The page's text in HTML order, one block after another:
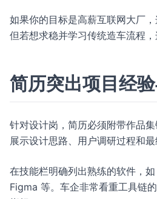
如果你的目标是高薪互联网大厂，
但若想求稳并学习传统造车流程，
简历突出项目经
针对设计岗，简历必须附带作品
展示设计思路、用户调研过程和最
在技能栏明确列出熟练的软件，
Figma 等。车企非常看重工具链